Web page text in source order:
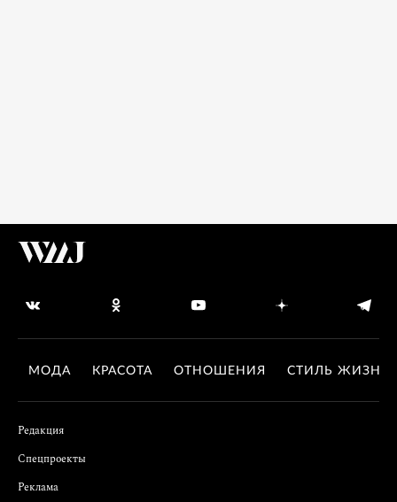
МОДА КРАСОТА ОТНОШЕНИЯ СТИЛЬ ЖИЗНИ
Редакция
Спецпроекты
Реклама